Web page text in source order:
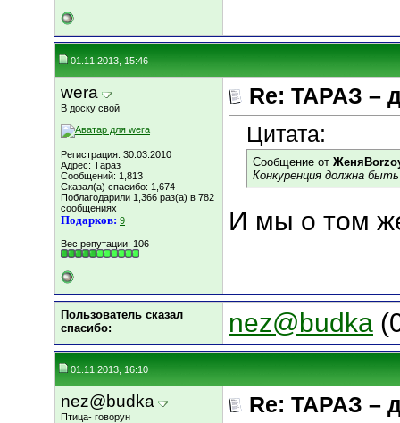
01.11.2013, 15:46
wera
В доску свой
Регистрация: 30.03.2010
Адрес: Тараз
Сообщений: 1,813
Сказал(а) спасибо: 1,674
Поблагодарили 1,366 раз(а) в 782
сообщениях
Подарков: 9
Вес репутации: 106
Re: ТАРАЗ –
Цитата:
Сообщение от
Конкуренция должна
И мы о том
Пользователь сказал
cпасибо:
nez@budka
01.11.2013, 16:10
nez@budka
Птица- говорун Re: ТАРАЗ –